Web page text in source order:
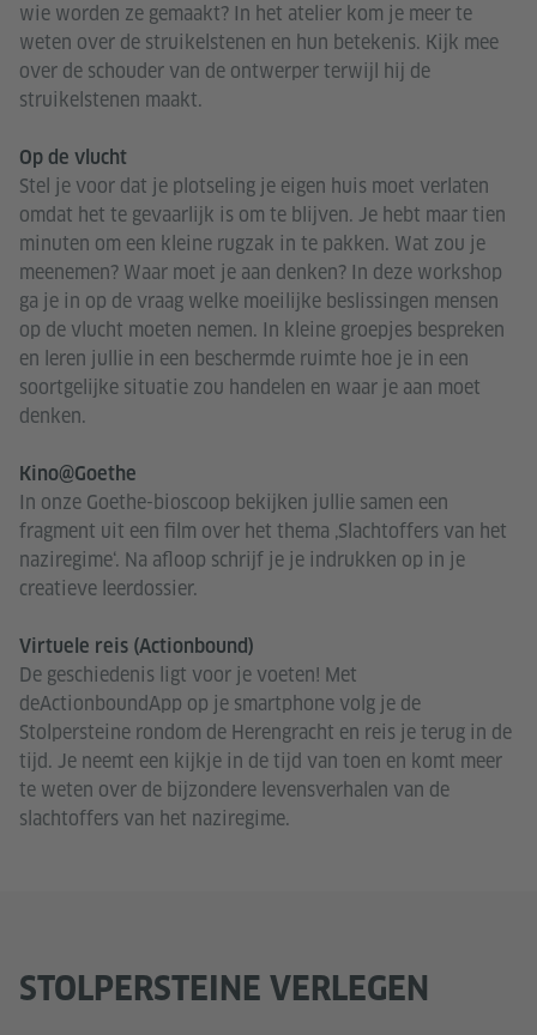
wie worden ze gemaakt? In het atelier kom je meer te
weten over de struikelstenen en hun betekenis. Kijk mee
over de schouder van de ontwerper terwijl hij de
struikelstenen maakt.
Op de vlucht
Stel je voor dat je plotseling je eigen huis moet verlaten
omdat het te gevaarlijk is om te blijven. Je hebt maar tien
minuten om een kleine rugzak in te pakken. Wat zou je
meenemen? Waar moet je aan denken? In deze workshop
ga je in op de vraag welke moeilijke beslissingen mensen
op de vlucht moeten nemen. In kleine groepjes bespreken
en leren jullie in een beschermde ruimte hoe je in een
soortgelijke situatie zou handelen en waar je aan moet
denken.
Kino@Goethe
In onze Goethe-bioscoop bekijken jullie samen een
fragment uit een film over het thema ‚Slachtoffers van het
naziregime‘. Na afloop schrijf je je indrukken op in je
creatieve leerdossier.
Virtuele reis (Actionbound)
De geschiedenis ligt voor je voeten! Met
deActionboundApp op je smartphone volg je de
Stolpersteine rondom de Herengracht en reis je terug in de
tijd. Je neemt een kijkje in de tijd van toen en komt meer
te weten over de bijzondere levensverhalen van de
slachtoffers van het naziregime.
STOLPERSTEINE VERLEGEN